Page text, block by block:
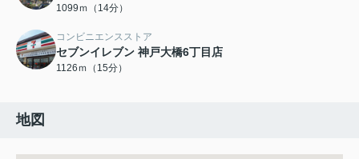
1099ｍ（14分）
コンビニエンスストア
セブンイレブン 神戸大橋6丁目店
1126ｍ（15分）
地図